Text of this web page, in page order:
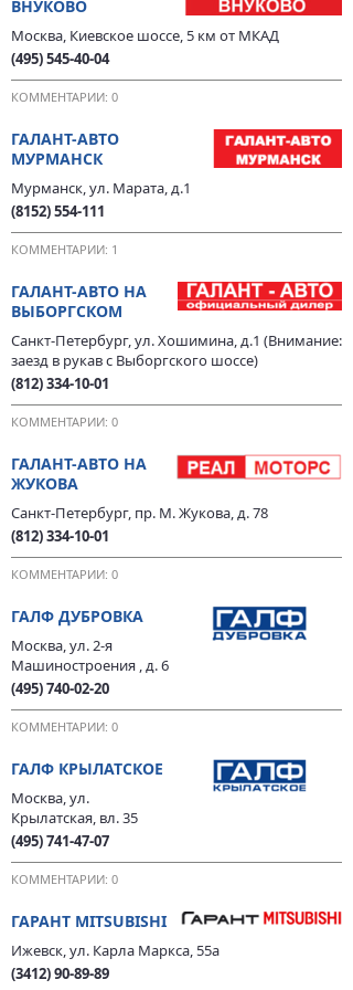
ВНУКОВО
Москва, Киевское шоссе, 5 км от МКАД
(495) 545-40-04
КОММЕНТАРИИ: 0
ГАЛАНТ-АВТО
МУРМАНСК
Мурманск, ул. Марата, д.1
(8152) 554-111
КОММЕНТАРИИ: 1
ГАЛАНТ-АВТО НА
ВЫБОРГСКОМ
Санкт-Петербург, ул. Хошимина, д.1 (Внимание:
заезд в рукав с Выборгского шоссе)
(812) 334-10-01
КОММЕНТАРИИ: 0
ГАЛАНТ-АВТО НА
ЖУКОВА
Санкт-Петербург, пр. М. Жукова, д. 78
(812) 334-10-01
КОММЕНТАРИИ: 0
ГАЛФ ДУБРОВКА
Москва, ул. 2-я
Машиностроения , д. 6
(495) 740-02-20
КОММЕНТАРИИ: 0
ГАЛФ КРЫЛАТСКОЕ
Москва, ул.
Крылатская, вл. 35
(495) 741-47-07
КОММЕНТАРИИ: 0
ГАРАНТ MITSUBISHI
Ижевск, ул. Карла Маркса, 55а
(3412) 90-89-89